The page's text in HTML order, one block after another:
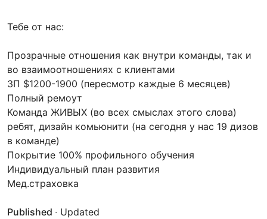
Тебе от нас:
Прозрачные отношения как внутри команды, так и
во взаимоотношениях с клиентами
ЗП $1200-1900 (пересмотр каждые 6 месяцев)
Полный ремоут
Команда ЖИВЫХ (во всех смыслах этого слова)
ребят, дизайн комьюнити (на сегодня у нас 19 дизов
в команде)
Покрытие 100% профильного обучения
Индивидуальный план развития
Мед.страховка
Published · Updated